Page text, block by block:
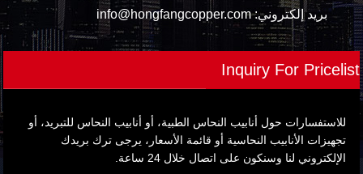
بريد إلكتروني:info@hongfangcopper.com
Inquiry For Pricelist
للاستفسارات حول أنابيب النحاس الطبية، أو أنابيب النحاس للتبريد، أو
تجهيزات الأنابيب النحاسية أو قائمة الأسعار، يرجى ترك بريدك
الإلكتروني لنا وسنكون على اتصال خلال 24 ساعة.